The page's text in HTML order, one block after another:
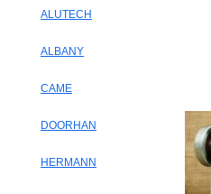
ALUTECH
ALBANY
CAME
DOORHAN
HERMANN